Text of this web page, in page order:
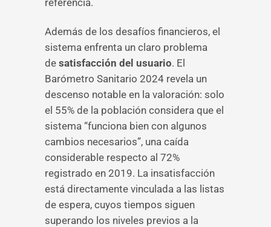
referencia.
Además de los desafíos financieros, el
sistema enfrenta un claro problema
de satisfacción del usuario. El
Barómetro Sanitario 2024 revela un
descenso notable en la valoración: solo
el 55% de la población considera que el
sistema “funciona bien con algunos
cambios necesarios”, una caída
considerable respecto al 72%
registrado en 2019. La insatisfacción
está directamente vinculada a las listas
de espera, cuyos tiempos siguen
superando los niveles previos a la